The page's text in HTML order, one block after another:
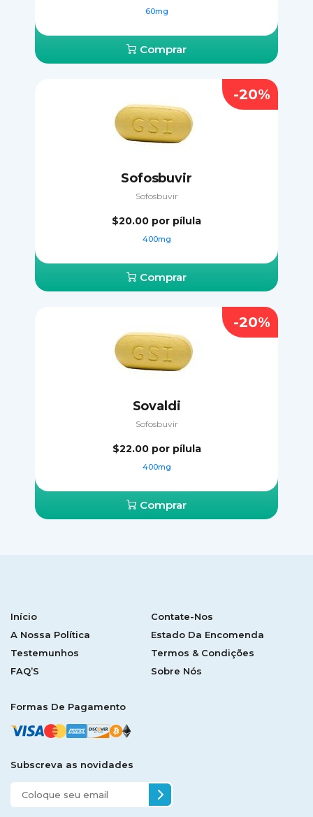
60mg
Comprar
Sofosbuvir
Sofosbuvir
$20.00 por pílula
400mg
Comprar
-20%
Sovaldi
Sofosbuvir
$22.00 por pílula
400mg
Comprar
-20%
Início
Contate-Nos
A Nossa Política
Estado Da Encomenda
Testemunhos
Termos & Condições
FAQ’S
Sobre Nós
Formas De Pagamento
Subscreva as novidades